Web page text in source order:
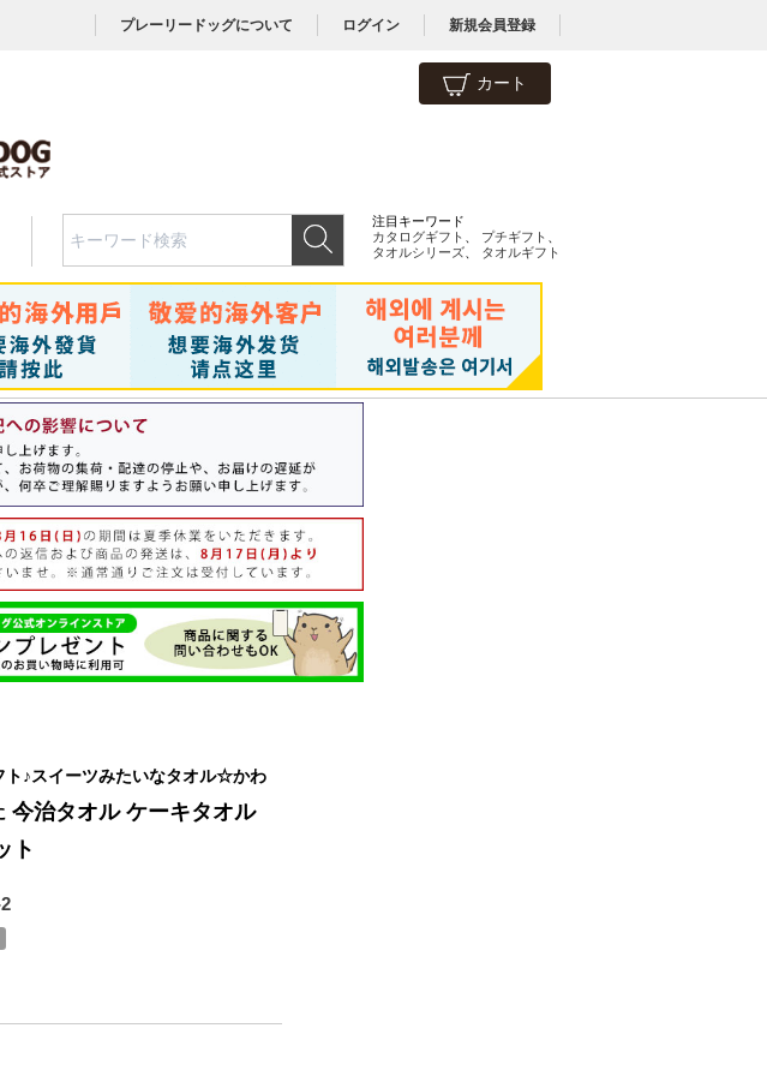
プレーリードッグについて ログイン 新規会員登録
カート
注目キーワード
カタログギフト
プチギフト
タオルシリーズ
タオルギフト
ト♪スイーツみたいなタオル☆かわ
今治タオル ケーキタオル
ト